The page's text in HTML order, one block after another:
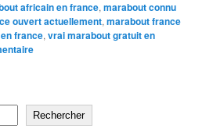
africain en france,marabout connu
ouvert actuellement,marabout france
france,vrai marabout gratuit en
Rechercher